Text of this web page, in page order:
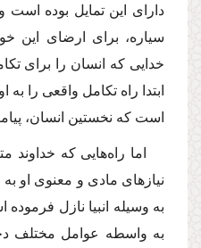
داراى این تمایل بوده است
سیاره، براى ارضاى این
خدایى كه انسان را براى
ابتدا راه تكامل واقعى را
است كه نخستین انسان،
اما راه‌هایى كه خداوند
نیازهاى مادى و معنوى او
به وسیله انبیا نازل
به واسطه عوامل مختلف